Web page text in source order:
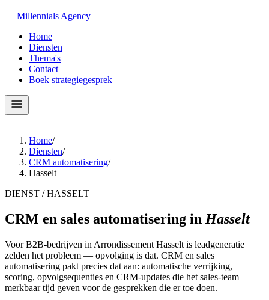
Millennials Agency
Home
Diensten
Thema's
Contact
Boek strategiegesprek
—
Home/
Diensten/
CRM automatisering/
Hasselt
DIENST / HASSELT
CRM en sales automatisering in Hasselt
Voor B2B-bedrijven in Arrondissement Hasselt is leadgeneratie
zelden het probleem — opvolging is dat. CRM en sales
automatisering pakt precies dat aan: automatische verrijking,
scoring, opvolgsequenties en CRM-updates die het sales-team
merkbaar tijd geven voor de gesprekken die er toe doen.